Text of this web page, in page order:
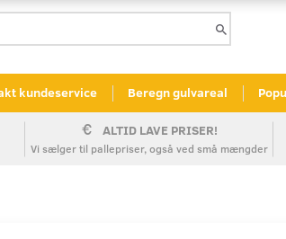
kundeservice Beregn gulvareal
ALTID LAVE PRISER!
Vi sælger til pallepriser, også ved små mængder